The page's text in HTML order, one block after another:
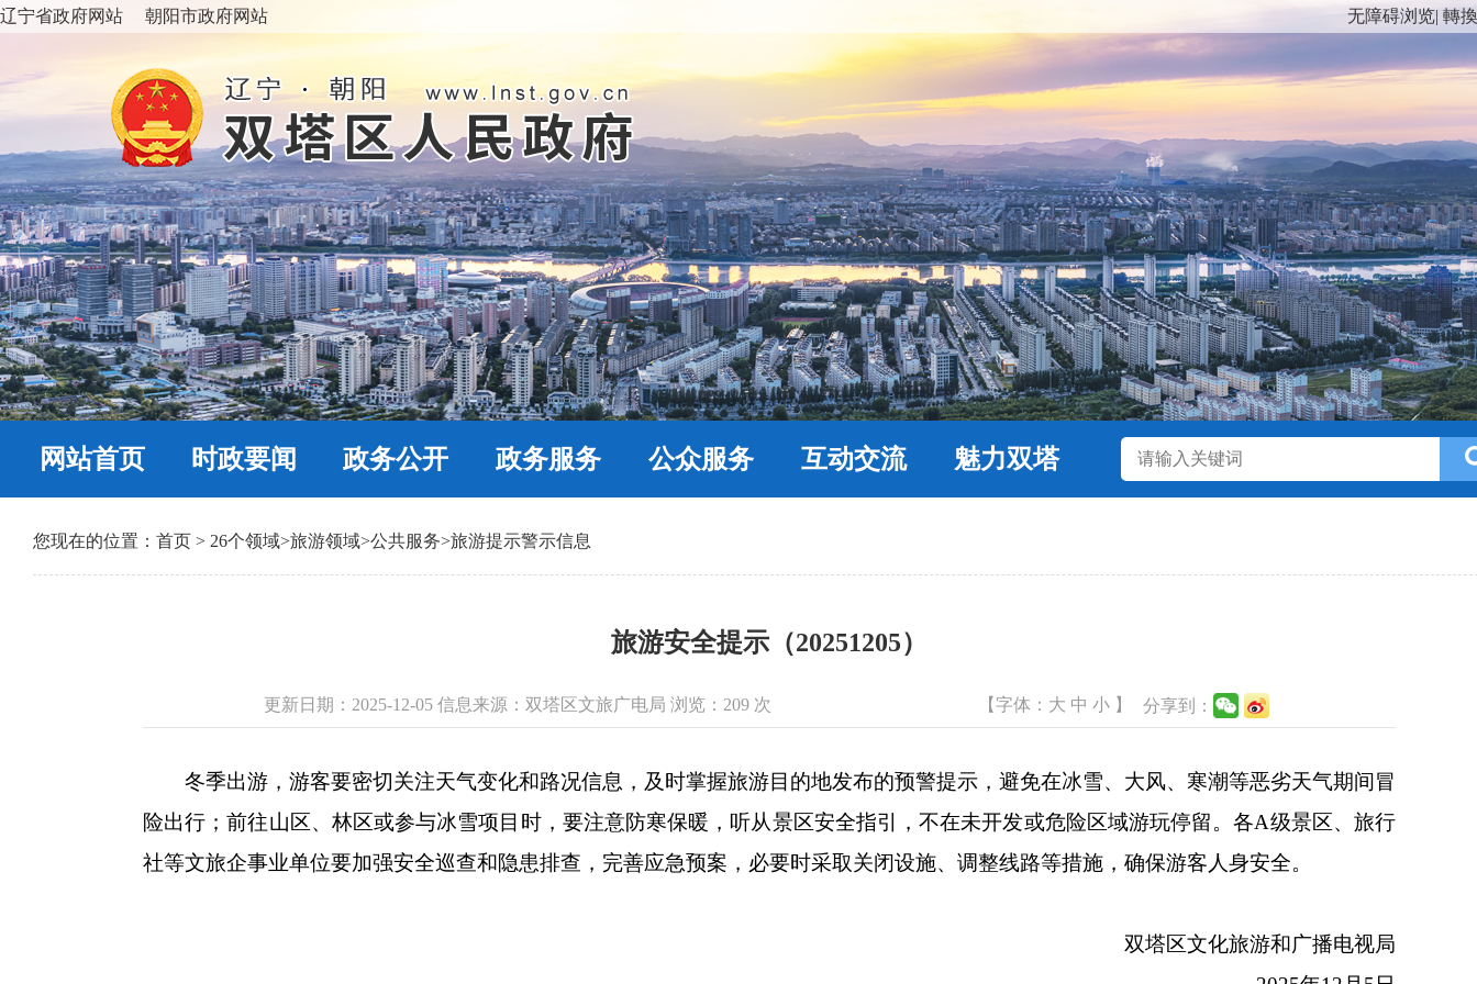
辽宁省政府网站 朝阳市政府网站 无障碍浏览| 轉
网站首页 时政要闻 政务公开 政务服务 公众服务 互动交流 魅力双塔
您现在的位置： 首页 > 26个领域>旅游领域>公共服务>旅游提示警示信息
旅游安全提示（20251205）
更新日期：2025-12-05 信息来源：双塔区文旅广电局 浏览： 209 次 【字体： 大 中 小 】 分享到：
冬季出游，游客要密切关注天气变化和路况信息，及时掌握旅游目的地发布的预警提示，避免在冰雪、大风、寒潮等恶劣天气期间冒
险出行；前往山区、林区或参与冰雪项目时，要注意防寒保暖，听从景区安全指引，不在未开发或危险区域游玩停留。各A级景区、旅行
社等文旅企事业单位要加强安全巡查和隐患排查，完善应急预案，必要时采取关闭设施、调整线路等措施，确保游客人身安全。
双塔区文化旅游和广播电视局